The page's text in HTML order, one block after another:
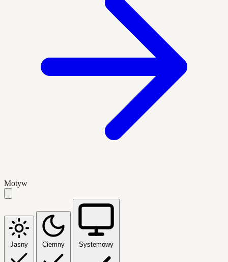
Motyw
Jasny Ciemny Systemowy